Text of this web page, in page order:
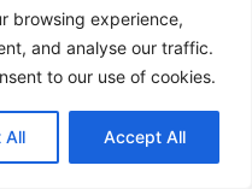
browsing experience,
and analyse our traffic.
to our use of cookies.
All Accept All